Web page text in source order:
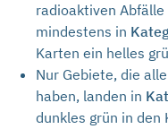
radioaktiven
mindestens in
Karten ein helles
Nur Gebiete, die
haben, landen in
dunkles grün in den